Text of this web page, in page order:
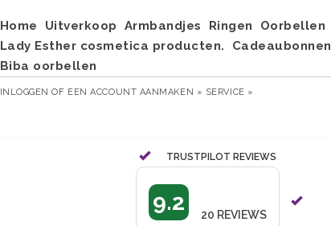
Home Uitverkoop Armbandjes Ringen Oorbellen
Lady Esther cosmetica producten.
Cadeaubonnen
Biba oorbellen
INLOGGEN OF EEN ACCOUNT AANMAKEN » SERVICE »
TRUSTPILOT REVIEWS
9.2 20 REVIEWS